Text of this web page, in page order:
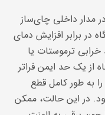
مدار داخلی چای‌ساز
در برابر افزایش دمای
ترموستات یا
از یک حد ایمن فراتر
به طور کامل قطع
در این حالت، ممکن